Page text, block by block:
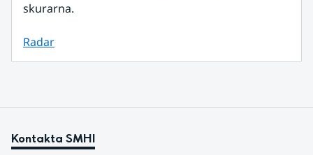
skurarna.
Radar
Kontakta SMHI